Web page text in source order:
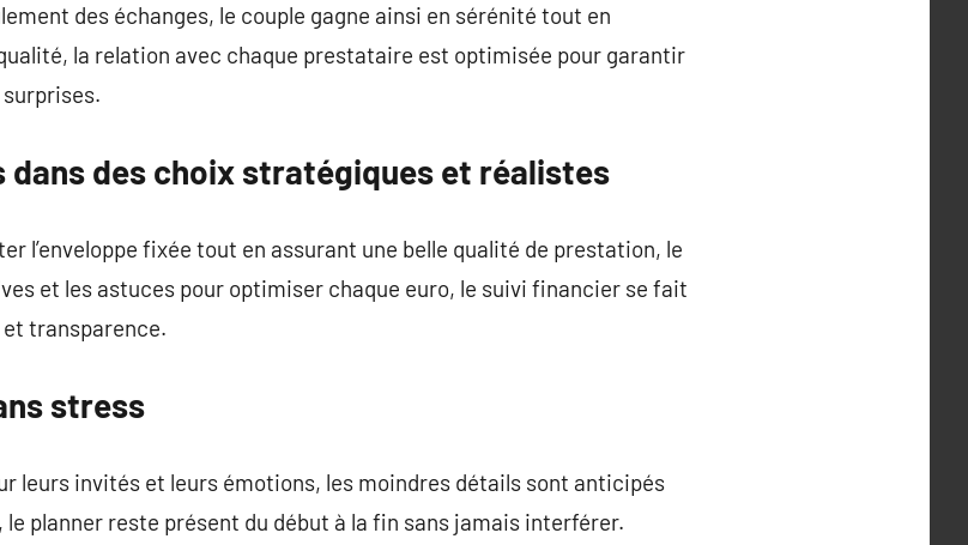
des échanges, le couple gagne ainsi en sérénité tout en
la relation avec chaque prestataire est optimisée pour garantir
dans des choix stratégiques et réalistes
l’enveloppe fixée tout en assurant une belle qualité de prestation, le
et les astuces pour optimiser chaque euro, le suivi financier se fait
transparence.
stress
leurs invités et leurs émotions, les moindres détails sont anticipés
planner reste présent du début à la fin sans jamais interférer.